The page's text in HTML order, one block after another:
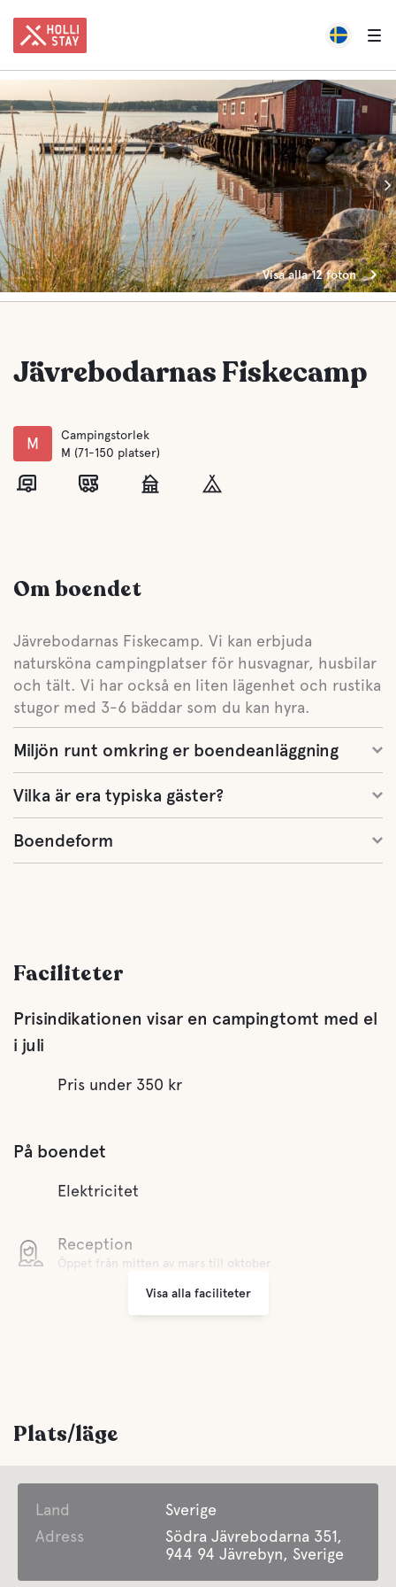
Visa alla 12 foton
Jävrebodarnas Fiskecamp
M
Campingstorlek
M (71-150 platser)
Om boendet
Jävrebodarnas Fiskecamp. Vi kan erbjuda
natursköna campingplatser för husvagnar, husbilar
och tält. Vi har också en liten lägenhet och rustika
stugor med 3-6 bäddar som du kan hyra.
Miljön runt omkring er boendeanläggning
Vilka är era typiska gäster?
Boendeform
Faciliteter
Prisindikationen visar en campingtomt med el
i juli
Pris under 350 kr
På boendet
Elektricitet
Reception
Öppet från mitten av mars till oktober
För barn
Visa alla faciliteter
Plats/läge
Land
Sverige
Adress
Södra Jävrebodarna 351,
944 94 Jävrebyn, Sverige